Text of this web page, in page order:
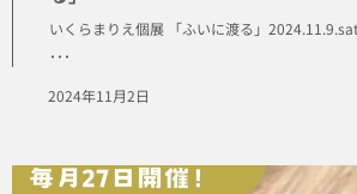
いくらまりえ個展 「ふいに渡る」
･･･
2024年11月2日